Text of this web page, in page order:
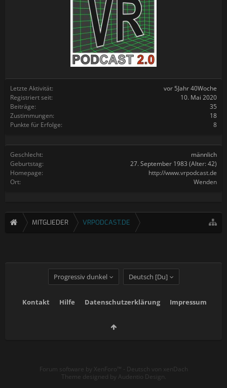
Letzte Aktivität:
vor 5Jahr 40Woche
Registriert seit:
10. Mai 2020
Beiträge:
35
Zustimmungen:
18
Punkte für Erfolge:
8
Geschlecht:
männlich
Geburtstag:
27. September 1983 (Alter: 42)
Homepage:
http://www.vrpodcast.de
Ort:
Wenden
MITGLIEDER VRPODCAST.DE
Progressiv dunkel Deutsch [Du]
Kontakt Hilfe Datenschutzerklärung Impressum
Forum software by XenForo™ - Deutsch von xenDach
Theme designed by Audentio Design.